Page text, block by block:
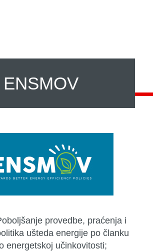
ENSMOV
provedbe, praćenja i
ušteda energije po članku
energetskoj učinkovitosti;